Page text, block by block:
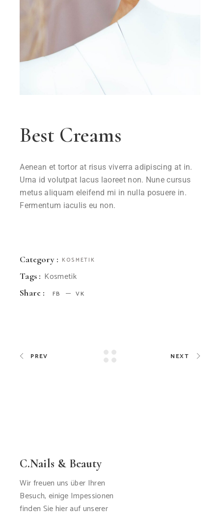
Best Creams
Aenean et tortor at risus viverra adipiscing at in.
Urna id volutpat lacus laoreet non. Nune cursus
metus aliquam eleifend mi in nulla posuere in.
Fermentum iaculis eu non.
Category : KOSMETIK
Tags : Kosmetik
Share : FB VK
PREV NEXT
C.Nails & Beauty
Wir freuen uns über Ihren
Besuch, einige Impessionen
finden Sie hier auf unserer